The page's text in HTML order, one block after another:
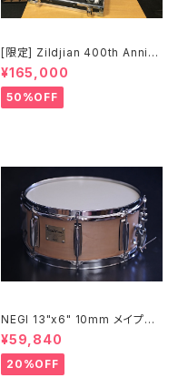
[限定] Zildjian 400th Anniv
ersary Limited Edition Vaul
t Cymbals Vintage A Ride
20" 1697g No.80 /200
¥165,000
50%OFF
NEGI 13"x6" 10mm メイプル
スネア M10R1360R8-S2N
¥59,840
20%OFF